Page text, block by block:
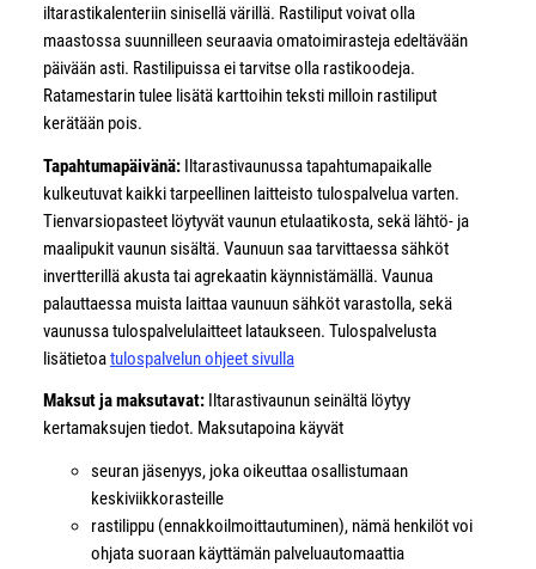
iltarastikalenteriin sinisellä värillä. Rastiliput voivat olla
maastossa suunnilleen seuraavia omatoimirasteja edeltävään
päivään asti. Rastilipuissa ei tarvitse olla rastikoodeja.
Ratamestarin tulee lisätä karttoihin teksti milloin rastiliput
kerätään pois.
Tapahtumapäivänä: Iltarastivaunussa tapahtumapaikalle
kulkeutuvat kaikki tarpeellinen laitteisto tulospalvelua varten.
Tienvarsiopasteet löytyvät vaunun etulaatikosta, sekä lähtö- ja
maalipukit vaunun sisältä. Vaunuun saa tarvittaessa sähköt
invertterillä akusta tai agrekaatin käynnistämällä. Vaunua
palauttaessa muista laittaa vaunuun sähköt varastolla, sekä
vaunussa tulospalvelulaitteet lataukseen. Tulospalvelusta
lisätietoatulospalvelun ohjeet sivulla
Maksut ja maksutavat: Iltarastivaunun seinältä löytyy
kertamaksujen tiedot. Maksutapoina käyvät
seuran jäsenyys, joka oikeuttaa osallistumaan
keskiviikkorasteille
rastilippu (ennakkoilmoittautuminen), nämä henkilöt voi
ohjata suoraan käyttämän palveluautomaattia